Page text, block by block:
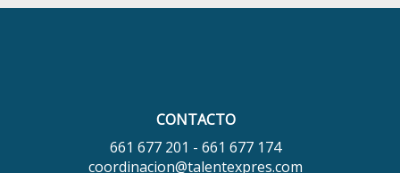
CONTACTO
661 677 201 - 661 677 174
coordinacion@talentexpres.com